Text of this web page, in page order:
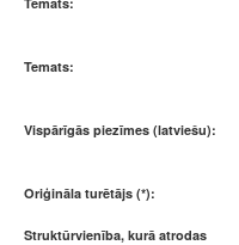
Temats:
Vispārīgās piezīmes (latviešu):
Oriģināla turētājs (*):
Struktūrvienība, kurā atrodas